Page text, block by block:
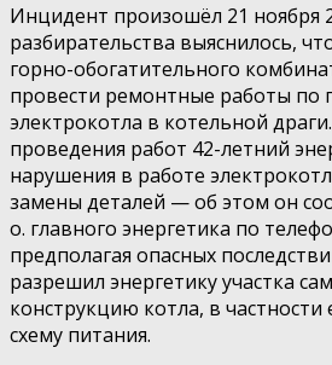
Инцидент произошёл 21 ноября
разбирательства выяснилось,
горно-обогатительного
провести ремонтные работы по
электрокотла в котельной
проведения работ 42-летний
нарушения в работе
замены деталей — об этом он
о. главного энергетика по
предполагая опасных
разрешил энергетику участка
конструкцию котла, в частности
схему питания.